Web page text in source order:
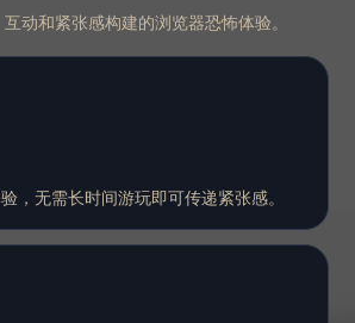
动和紧张感构建的浏览器恐怖体验。
，无需长时间游玩即可传递紧张感。